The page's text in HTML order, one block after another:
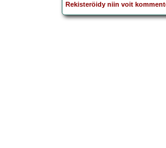
Rekisteröidy niin voit